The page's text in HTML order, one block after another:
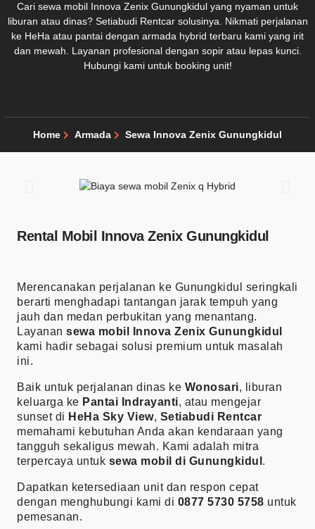
Cari sewa mobil Innova Zenix Gunungkidul yang nyaman untuk
liburan atau dinas? Setiabudi Rentcar solusinya. Nikmati perjalanan
ke HeHa atau pantai dengan armada hybrid terbaru kami yang irit
dan mewah. Layanan profesional dengan sopir atau lepas kunci.
Hubungi kami untuk booking unit!
Home Armada Sewa Innova Zenix Gunungkidul
Rental Mobil Innova Zenix Gunungkidul
Merencanakan perjalanan ke Gunungkidul seringkali
berarti menghadapi tantangan jarak tempuh yang
jauh dan medan perbukitan yang menantang.
Layanan sewa mobil Innova Zenix Gunungkidul
kami hadir sebagai solusi premium untuk masalah
ini.
Baik untuk perjalanan dinas ke Wonosari, liburan
keluarga ke Pantai Indrayanti, atau mengejar
sunset di HeHa Sky View, Setiabudi Rentcar
memahami kebutuhan Anda akan kendaraan yang
tangguh sekaligus mewah. Kami adalah mitra
terpercaya untuk sewa mobil di Gunungkidul .
Dapatkan ketersediaan unit dan respon cepat
dengan menghubungi kami di 0877 5730 5758 untuk
pemesanan.